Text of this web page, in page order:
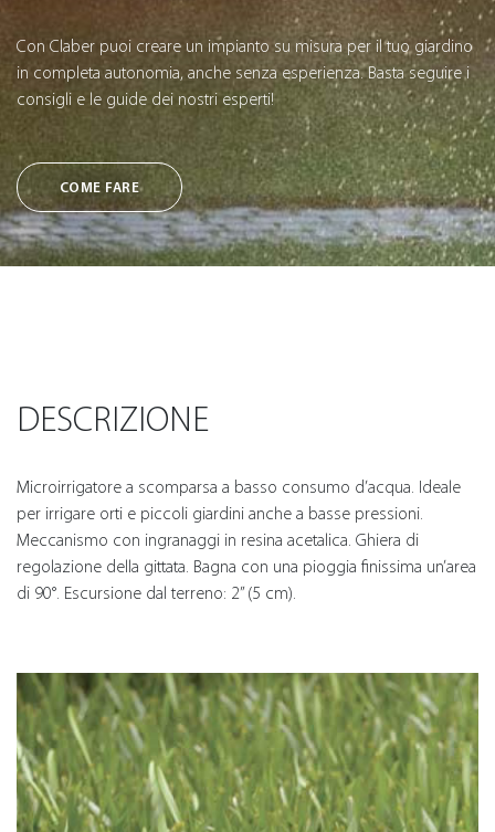
Con Claber puoi creare un impianto su misura per il tuo giardino
in completa autonomia, anche senza esperienza. Basta seguire i
consigli e le guide dei nostri esperti!
COME FARE
DESCRIZIONE
Microirrigatore a scomparsa a basso consumo d’acqua. Ideale
per irrigare orti e piccoli giardini anche a basse pressioni.
Meccanismo con ingranaggi in resina acetalica. Ghiera di
regolazione della gittata. Bagna con una pioggia finissima un’area
di 90°. Escursione dal terreno: 2” (5 cm).